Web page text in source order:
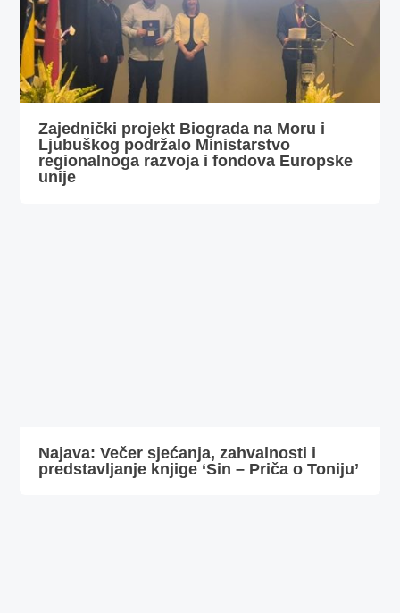
Zajednički projekt Biograda na Moru i
Ljubuškog podržalo Ministarstvo
regionalnoga razvoja i fondova Europske
unije
Najava: Večer sjećanja, zahvalnosti i
predstavljanje knjige ‘Sin – Priča o Toniju’